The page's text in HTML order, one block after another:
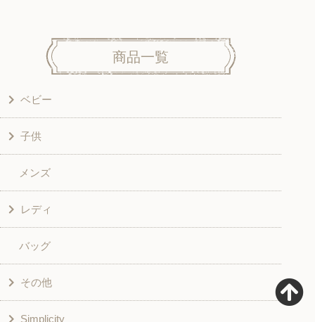
商品一覧
ベビー
洋服
和風衣類
グッズ
子供
ワンピース
シャツ・ブラウス
スカート・パンツ
和風衣類
入園入学グッズ
メンズ
レディ
シャツ・ブラウス
チュニック
ワンピース
バッグ
その他
学校家庭科教材用
Simplicity